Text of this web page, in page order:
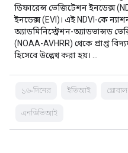
ডিফারেন্স ভেজিটেশন ইনডেক্স
ইনডেক্স (EVI)। এই NDVI-কে
অ্যাডমিনিস্ট্রেশন-অ্যাডভান্সড
(NOAA-AVHRR) থেকে প্রাপ্ত
হিসেবে উল্লেখ করা হয়। …
১৬-দিনের ইভিআই গ্লোবাল
এনডিভিআই